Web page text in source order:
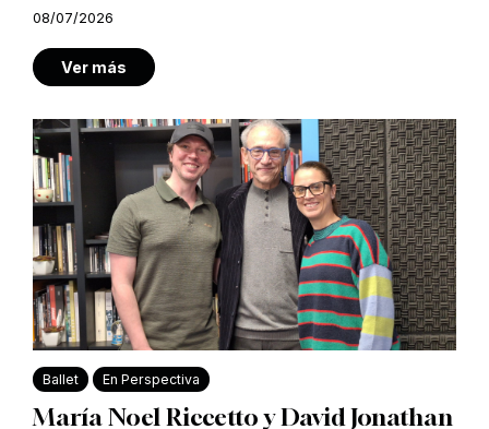
08/07/2026
Ver más
Ballet En Perspectiva
María Noel Riccetto y David Jonathan